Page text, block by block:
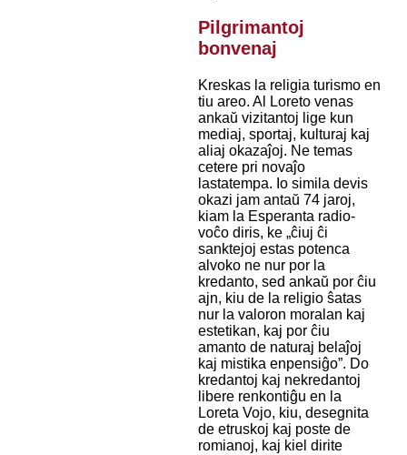
Pilgrimantoj
bonvenaj
Kreskas la religia turismo en
tiu areo. Al Loreto venas
ankaŭ vizitantoj lige kun
mediaj, sportaj, kulturaj kaj
aliaj okazaĵoj. Ne temas
cetere pri novaĵo
lastatempa. Io simila devis
okazi jam antaŭ 74 jaroj,
kiam la Esperanta radio-
voĉo diris, ke „ĉiuj ĉi
sanktejoj estas potenca
alvoko ne nur por la
kredanto, sed ankaŭ por ĉiu
ajn, kiu de la religio ŝatas
nur la valoron moralan kaj
estetikan, kaj por ĉiu
amanto de naturaj belaĵoj
kaj mistika enpensiĝo”. Do
kredantoj kaj nekredantoj
libere renkontiĝu en la
Loreta Vojo, kiu, desegnita
de etruskoj kaj poste de
romianoj, kaj kiel dirite